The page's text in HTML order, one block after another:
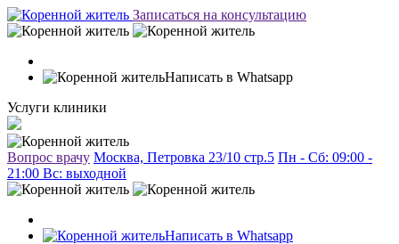
Записаться на консультацию
Написать в Whatsapp
Услуги клиники
Вопрос врачу Москва, Петровка 23/10 стр.5 Пн - Сб: 09:00 -
21:00 Вc: выходной
Написать в Whatsapp